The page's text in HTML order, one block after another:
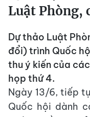
Luật Phòng,
Dự thảo Luật
đổi) trình Quốc
thu ý kiến của
họp thứ 4.
Ngày 13/6, tiếp
Quốc hội dành